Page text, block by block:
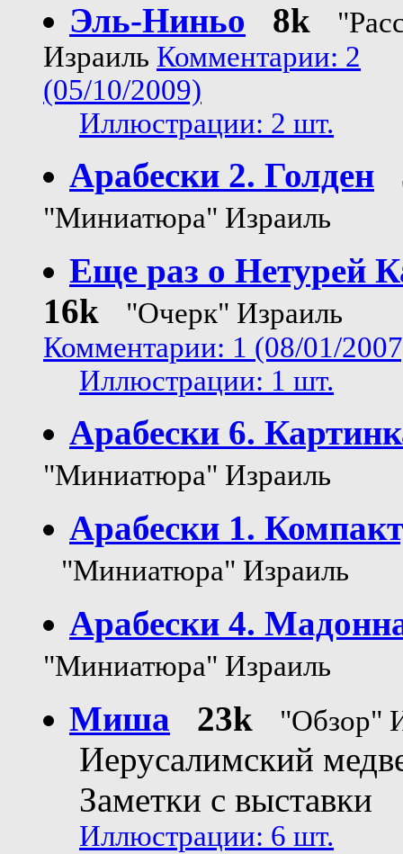
Эль-Ниньо 8k
Израиль Комментарии: 2
(05/10/2009)
Иллюстрации: 2 шт.
Арабески 2. Голден
"Миниатюра" Израиль
Еще раз о Нетурей
16k
"Очерк" Израиль
Комментарии: 1 (08/01/
Иллюстрации: 1 шт.
Арабески 6.
"Миниатюра" Израиль
Арабески 1.
"Миниатюра" Израиль
Арабески 4.
"Миниатюра" Израиль
Миша 23k "Обзор"
Иерусалимский
Заметки с выставки
Иллюстрации: 6 шт.